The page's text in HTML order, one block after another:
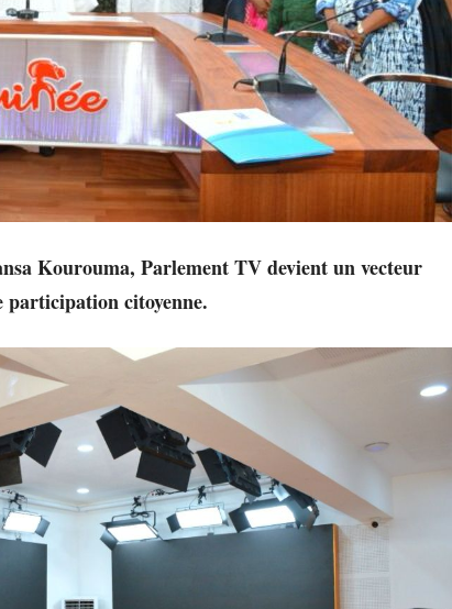
Kourouma, Parlement TV devient un vecteur
participation citoyenne.